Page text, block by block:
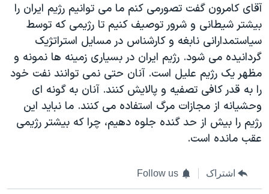
آقای کامرون گفت تصورمی کنم ما می توانيم رژيم ايران را
بيشتر شيطانی و شرور توصيف کنيم تا رژيمی که توسط
سياستمدارانی نابغه و کارشناس در مسایل استراتژيک
گردانيده می شود. رژيم ايران در بسياری زمينه ها نمونه و
مظهر يک رژيم عليل است. آنان حتی نمی توانند نفت خود
را به قدر کافی تصفيه و پالايش کنند. آنان به گونه ای
وحشيانه از مجازات مرگ استفاده می کنند. ما نبايد اين
رژيم را بيش از حد گنده جلوه دهيم، چرا که بيشتر رژيمی
عقب مانده است.
اشتراک Follow us